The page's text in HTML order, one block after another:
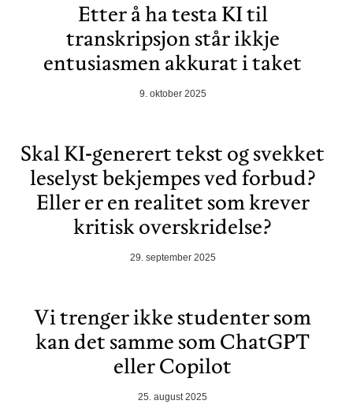
Etter å ha testa KI til
transkripsjon står ikkje
entusiasmen akkurat i taket
9. oktober 2025
Skal KI-generert tekst og svekket
leselyst bekjempes ved forbud?
Eller er en realitet som krever
kritisk overskridelse?
29. september 2025
Vi trenger ikke studenter som
kan det samme som ChatGPT
eller Copilot
25. august 2025